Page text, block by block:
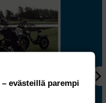
evästeillä parempi